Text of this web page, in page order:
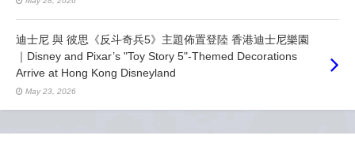
迪士尼 與 彼思《反斗奇兵5》主題佈置登陸 香港迪士尼樂園
｜Disney and Pixar’s "Toy Story 5"-Themed Decorations
Arrive at Hong Kong Disneyland
May 23, 2026